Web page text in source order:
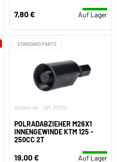
7,80 € Auf Lager
STANDARD PARTS
Artikel-Nr.: SP-30701
POLRADABZIEHER M26X1
INNENGEWINDE KTM 125 -
250CC 2T
19,00 € Auf Lager